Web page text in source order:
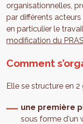
organisationnelles,
par différents
en particulier le
modification du
Comment
Elle se structure en 2
une première
sous forme d'un